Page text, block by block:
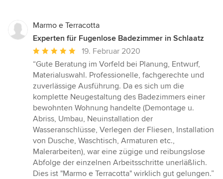
Marmo e Terracotta
Experten für Fugenlose Badezimmer in Schlaatz
Durchschnittliche
Bewertung:
5
von
5
Sternen
19. Februar 2020
“Gute Beratung im Vorfeld bei Planung, Entwurf,
Materialuswahl. Professionelle, fachgerechte und
zuverlässige Ausführung. Da es sich um die
komplette Neugestaltung des Badezimmers einer
bewohnten Wohnung handelte (Demontage u.
Abriss, Umbau, Neuinstallation der
Wasseranschlüsse, Verlegen der Fliesen, Installation
von Dusche, Waschtisch, Armaturen etc.,
Malerarbeiten), war eine zügige und reibungslose
Abfolge der einzelnen Arbeitsschritte unerläßlich.
Dies ist "Marmo e Terracotta" wirklich gut gelungen.”